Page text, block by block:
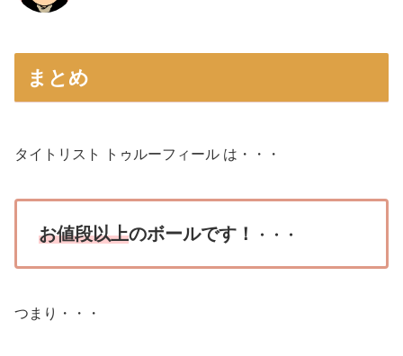
まとめ
タイトリスト トゥルーフィール は・・・
お値段以上のボールです！ ・・・
つまり・・・